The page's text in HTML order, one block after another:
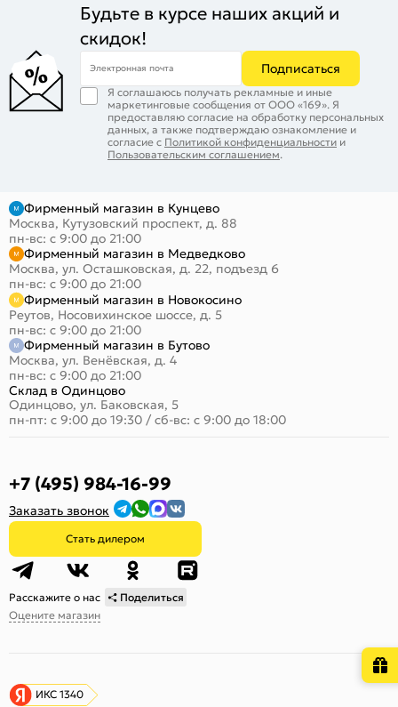
Будьте в курсе наших акций и
скидок!
Электронная почта Подписаться
Я соглашаюсь получать рекламные и иные
маркетинговые сообщения от ООО «169». Я
предоставляю согласие на обработку персональных
данных, а также подтверждаю ознакомление и
согласие с Политикой конфиденциальности и
Пользовательским соглашением.
Фирменный магазин в Кунцево
Москва, Кутузовский проспект, д. 88
пн-вс: с 9:00 до 21:00
Фирменный магазин в Медведково
Москва, ул. Осташковская, д. 22, подъезд 6
пн-вс: с 9:00 до 21:00
Фирменный магазин в Новокосино
Реутов, Носовихинское шоссе, д. 5
пн-вс: с 9:00 до 21:00
Фирменный магазин в Бутово
Москва, ул. Венёвская, д. 4
пн-вс: с 9:00 до 21:00
Склад в Одинцово
Одинцово, ул. Баковская, 5
пн-пт: с 9:00 до 19:30 / сб-вс: с 9:00 до 18:00
+7 (495) 984-16-99
Заказать звонок
Стать дилером
Расскажите о нас
Поделиться
Оцените магазин
ИКС 1340